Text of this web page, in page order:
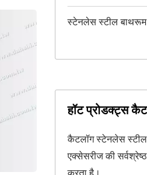
स्टेनलेस स्टील बाथरूम
हॉट प्रोडक्ट्स
कैटलॉग स्टेनलेस
एक्सेसरीज की